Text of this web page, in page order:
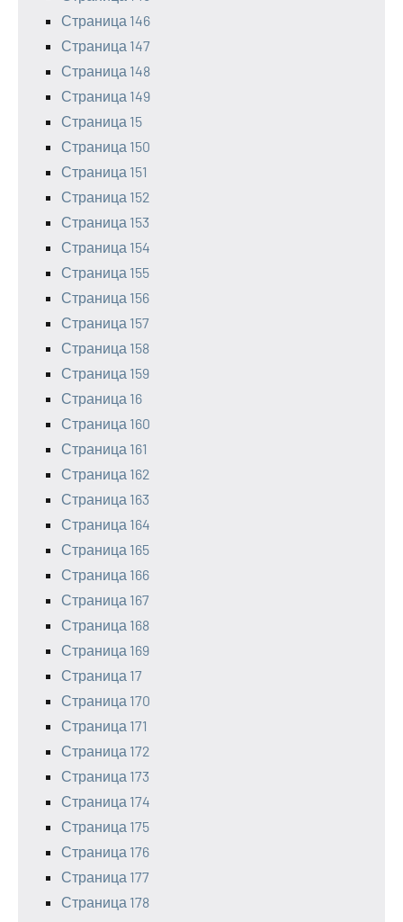
Страница 146
Страница 147
Страница 148
Страница 149
Страница 15
Страница 150
Страница 151
Страница 152
Страница 153
Страница 154
Страница 155
Страница 156
Страница 157
Страница 158
Страница 159
Страница 16
Страница 160
Страница 161
Страница 162
Страница 163
Страница 164
Страница 165
Страница 166
Страница 167
Страница 168
Страница 169
Страница 17
Страница 170
Страница 171
Страница 172
Страница 173
Страница 174
Страница 175
Страница 176
Страница 177
Страница 178